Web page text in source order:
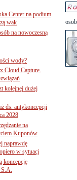
Center na podium
wak
na nowoczesną
wody?
Cloud Capture.
kolejnej dużej
ds. antykoncepcji
2028
na
Kuponów
naprawdę
w sytuacj
koncepcję
S.A.